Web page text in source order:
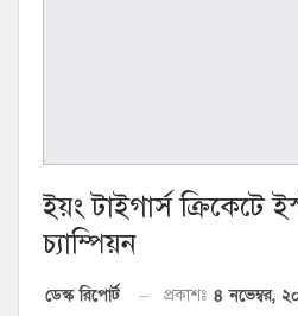
ইয়ং টাইগার্স ক্রিকেটে
চ্যাম্পিয়ন
ডেস্ক রিপোর্ট প্রকাশঃ ৪ নভেম্বর,